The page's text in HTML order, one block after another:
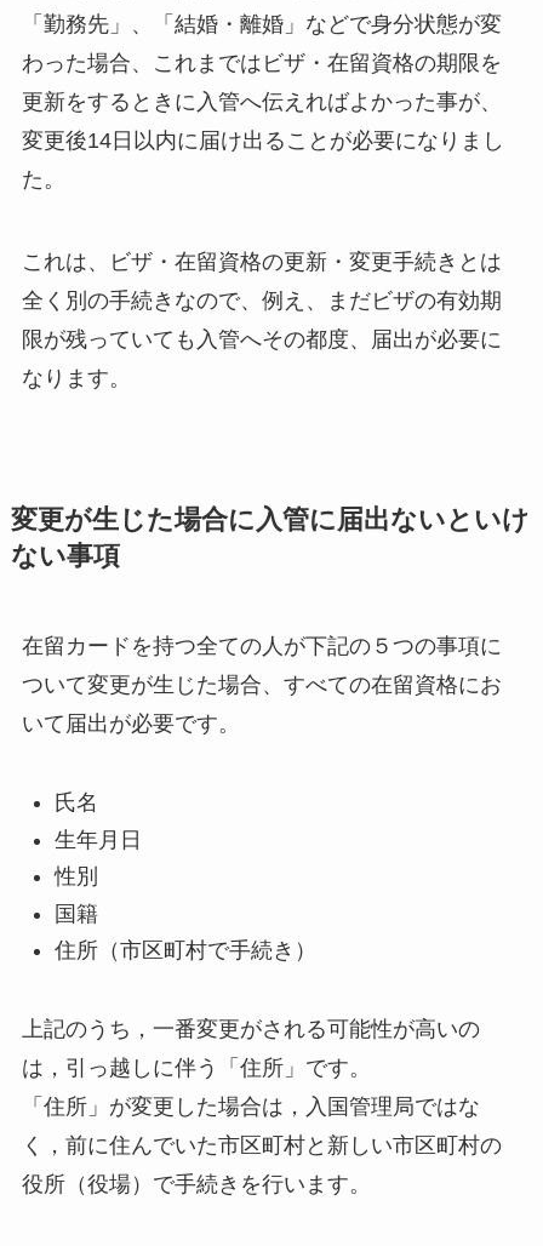
「勤務先」、「結婚・離婚」などで身分状態が変
わった場合、これまではビザ・在留資格の期限を
更新をするときに入管へ伝えればよかった事が、
変更後14日以内に届け出ることが必要になりまし
た。
これは、ビザ・在留資格の更新・変更手続きとは
全く別の手続きなので、例え、まだビザの有効期
限が残っていても入管へその都度、届出が必要に
なります。
変更が生じた場合に入管に届出ないといけ
ない事項
在留カードを持つ全ての人が下記の５つの事項に
ついて変更が生じた場合、すべての在留資格にお
いて届出が必要です。
氏名
生年月日
性別
国籍
住所（市区町村で手続き）
上記のうち，一番変更がされる可能性が高いの
は，引っ越しに伴う「住所」です。
「住所」が変更した場合は，入国管理局ではな
く，前に住んでいた市区町村と新しい市区町村の
役所（役場）で手続きを行います。